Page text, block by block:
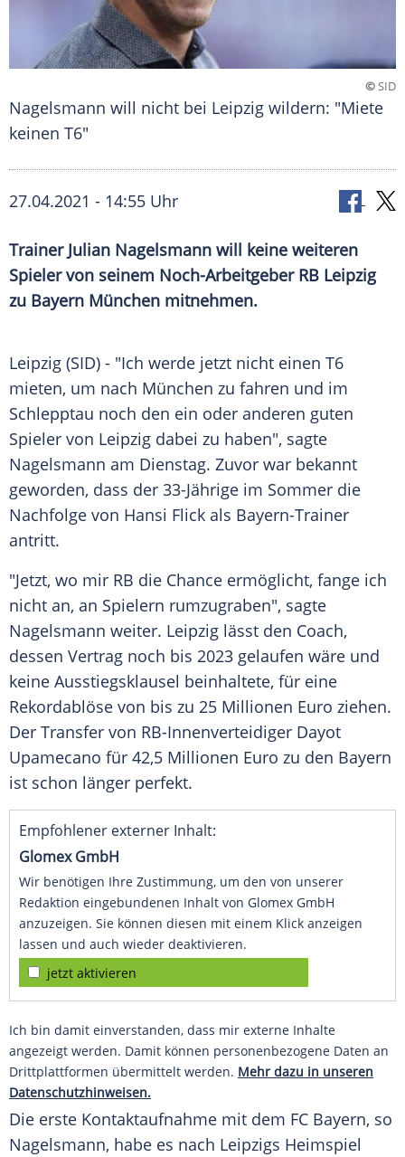
©SID
Nagelsmann will nicht bei Leipzig wildern: "Miete
keinen T6"
27.04.2021 - 14:55 Uhr
Trainer Julian Nagelsmann will keine weiteren
Spieler von seinem Noch-Arbeitgeber RB Leipzig
zu Bayern München mitnehmen.
Leipzig (SID) - "Ich werde jetzt nicht einen T6
mieten, um nach München zu fahren und im
Schlepptau noch den ein oder anderen guten
Spieler von Leipzig dabei zu haben", sagte
Nagelsmann am Dienstag. Zuvor war bekannt
geworden, dass der 33-Jährige im Sommer die
Nachfolge von Hansi Flick als Bayern-Trainer
antritt.
"Jetzt, wo mir RB die Chance ermöglicht, fange ich
nicht an, an Spielern rumzugraben", sagte
Nagelsmann weiter. Leipzig lässt den Coach,
dessen Vertrag noch bis 2023 gelaufen wäre und
keine Ausstiegsklausel beinhaltete, für eine
Rekordablöse von bis zu 25 Millionen Euro ziehen.
Der Transfer von RB-Innenverteidiger Dayot
Upamecano für 42,5 Millionen Euro zu den Bayern
ist schon länger perfekt.
Empfohlener externer Inhalt:
Glomex GmbH
Wir benötigen Ihre Zustimmung, um den von unserer
Redaktion eingebundenen Inhalt von Glomex GmbH
anzuzeigen. Sie können diesen mit einem Klick anzeigen
lassen und auch wieder deaktivieren.
jetzt aktivieren
Ich bin damit einverstanden, dass mir externe Inhalte
angezeigt werden. Damit können personenbezogene Daten an
Drittplattformen übermittelt werden. Mehr dazu in unseren
Datenschutzhinweisen.
Die erste Kontaktaufnahme mit dem FC Bayern, so
Nagelsmann, habe es nach Leipzigs Heimspiel